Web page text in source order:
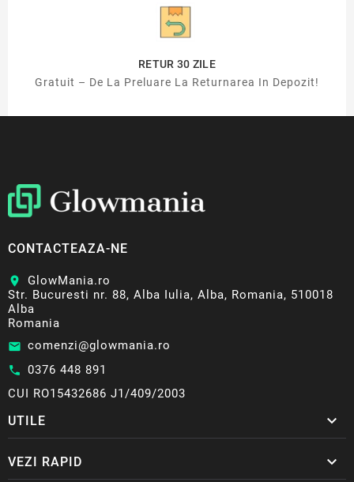
RETUR 30 ZILE
Gratuit – De La Preluare La Returnarea In Depozit!
CONTACTEAZA-NE
location_on
GlowMania.ro
Str. Bucuresti nr. 88, Alba Iulia, Alba, Romania, 510018
Alba
Romania
email comenzi@glowmania.ro
call 0376 448 891
CUI RO15432686 J1/409/2003
UTILE 
VEZI RAPID 